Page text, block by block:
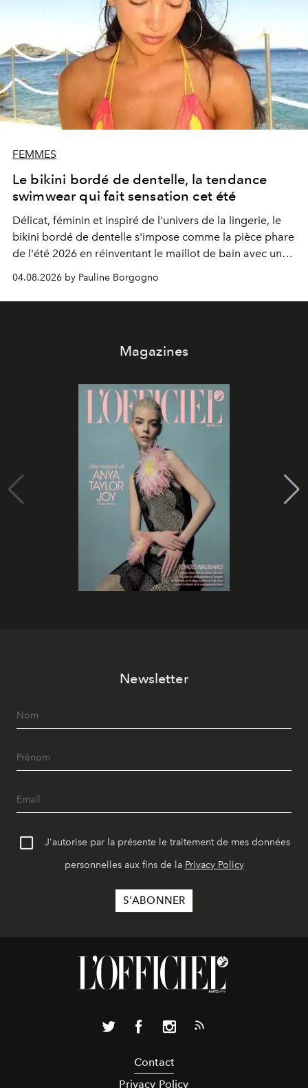
FEMMES
Le bikini bordé de dentelle, la tendance
swimwear qui fait sensation cet été
Délicat, féminin et inspiré de l'univers de la lingerie, le
bikini bordé de dentelle s'impose comme la pièce phare
de l'été 2026 en réinventant le maillot de bain avec une
04.08.2026 by Pauline Borgogno
Magazines
Newsletter
J'autorise par la présente le traitement de mes données
personnelles aux fins de la Privacy Policy
Contact
Privacy Policy